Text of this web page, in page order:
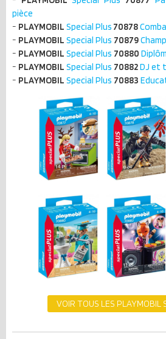
pièce
- PLAYMOBIL Special Plus 70878
- PLAYMOBIL Special Plus 70879
- PLAYMOBIL Special Plus 70880
- PLAYMOBIL Special Plus 70882DJ et
- PLAYMOBIL Special Plus 70883
VOIR TOUS LES PLAYMOBIL